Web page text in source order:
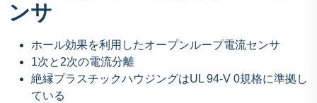
ンサ
ホール効果を利用したオープンループ電流センサ
1次と2次の電流分離
絶縁プラスチックハウジングはUL 94-V 0規格に準拠し
ている